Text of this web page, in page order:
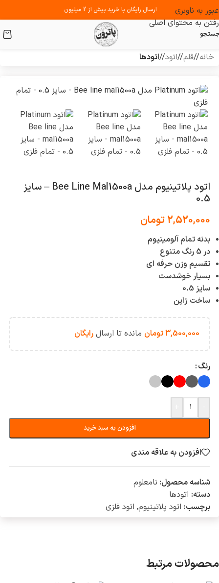
عبور به ناوبری
رفتن به محتوای اصلی
ارسال رایگان با خرید بیش از 2 میلیون
خانه/ قلم/ اتود/ اتود‌ها
اتود پلاتینیوم مدل Bee Line Mal1500a – سایز
0.5
2,520,000تومان
بدنه تمام آلومینیوم
در 5 رنگ متنوع
تقسیم وزن حرفه ای
بسیار خوشدست
سایز 0.5
ساخت ژاپن
3,500,000تومان مانده تا ارسال رایگان
رنگ
افزودن به سبد خرید
افزودن به علاقه مندی
شناسه محصول: نامعلوم
دسته: اتود‌ها
برچسب: اتود پلاتینیوم, اتود فلزی
محصولات مرتبط